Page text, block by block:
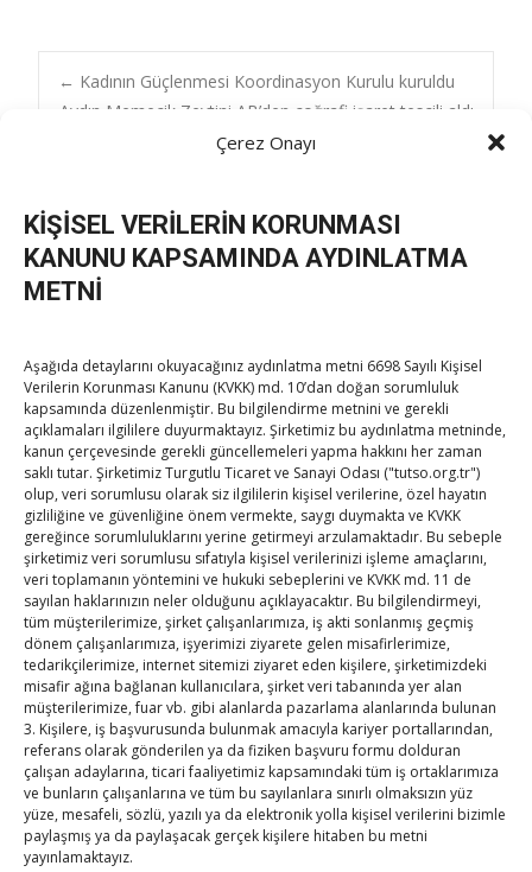
Çerez Onayı
KİŞİSEL VERİLERİN KORUNMASI
KANUNU KAPSAMINDA AYDINLATMA
METNİ
Aşağıda detaylarını okuyacağınız aydınlatma metni 6698 Sayılı Kişisel
Verilerin Korunması Kanunu (KVKK) md. 10’dan doğan sorumluluk
kapsamında düzenlenmiştir. Bu bilgilendirme metnini ve gerekli
açıklamaları ilgililere duyurmaktayız. Şirketimiz bu aydınlatma metninde,
kanun çerçevesinde gerekli güncellemeleri yapma hakkını her zaman
saklı tutar. Şirketimiz Turgutlu Ticaret ve Sanayi Odası ("tutso.org.tr")
olup, veri sorumlusu olarak siz ilgililerin kişisel verilerine, özel hayatın
gizliliğine ve güvenliğine önem vermekte, saygı duymakta ve KVKK
gereğince sorumluluklarını yerine getirmeyi arzulamaktadır. Bu sebeple
şirketimiz veri sorumlusu sıfatıyla kişisel verilerinizi işleme amaçlarını,
veri toplamanın yöntemini ve hukuki sebeplerini ve KVKK md. 11 de
sayılan haklarınızın neler olduğunu açıklayacaktır. Bu bilgilendirmeyi,
tüm müşterilerimize, şirket çalışanlarımıza, iş akti sonlanmış geçmiş
dönem çalışanlarımıza, işyerimizi ziyarete gelen misafirlerimize,
tedarikçilerimize, internet sitemizi ziyaret eden kişilere, şirketimizdeki
misafir ağına bağlanan kullanıcılara, şirket veri tabanında yer alan
müşterilerimize, fuar vb. gibi alanlarda pazarlama alanlarında bulunan
3. Kişilere, iş başvurusunda bulunmak amacıyla kariyer portallarından,
referans olarak gönderilen ya da fiziken başvuru formu dolduran
çalışan adaylarına, ticari faaliyetimiz kapsamındaki tüm iş ortaklarımıza
ve bunların çalışanlarına ve tüm bu sayılanlara sınırlı olmaksızın yüz
yüze, mesafeli, sözlü, yazılı ya da elektronik yolla kişisel verilerini bizimle
paylaşmış ya da paylaşacak gerçek kişilere hitaben bu metni
yayınlamaktayız.
Post
navigation
← Kadının Güçlenmesi Koordinasyon Kurulu kuruldu
Aydın Memecik Zeytini AB’den coğrafi işaret tescili aldı
Kahramanmaraş Ticaret ve Sanayi Odası’nın yeni
binası hizmete açıldı
By TUTSOon Ağu 5, 2026
Diren ailesine taziye ziyareti
ByTUTSOon Ağu 4, 2026
Hisarcıklıoğlu, Ardahan Üniversitesi Rektörü Prof. Dr.
Emiroğlu’nu kabul etti
ByTUTSOon Ağu 4, 2026
Hisarcıklıoğlu Muğla İl/İlçe Oda / Borsa Meclis Üyeleri
ile buluştu
ByTUTSOon Ağu 2, 2026
Hisarcıklıoğlu Muğla Ticaret Borsası’nı ziyaret etti